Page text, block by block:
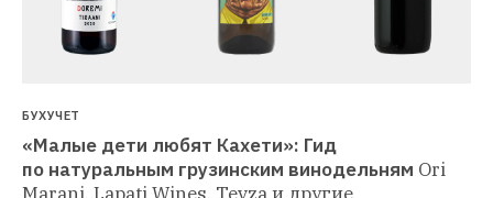
БУХУЧЕТ
«Малые дети любят Кахети»: Гид
по натуральным грузинским винодельням Ori